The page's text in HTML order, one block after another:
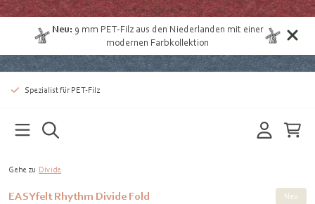
Neu: 9 mm PET-Filz aus den Niederlanden mit einer
modernen Farbkollektion
Spezialist für PET-Filz
Gehe zu Divide
EASYfelt Rhythm Divide Fold Neu